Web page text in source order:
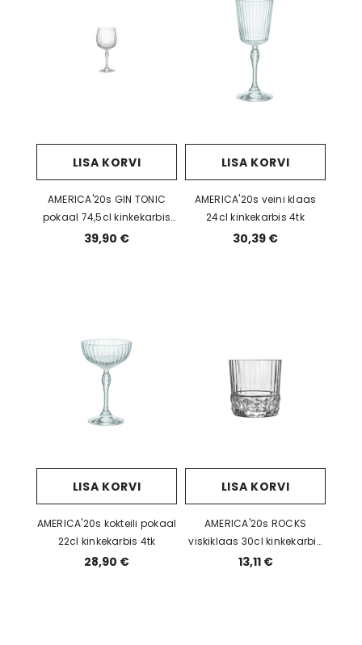
LISA KORVI
AMERICA'20s GIN TONIC
pokaal 74,5cl kinkekarbis
4tk
39,90 €
LISA KORVI
AMERICA'20s veini klaas
24cl kinkekarbis 4tk
30,39 €
LISA KORVI
AMERICA'20s kokteili pokaal
22cl kinkekarbis 4tk
28,90 €
LISA KORVI
AMERICA'20s ROCKS
viskiklaas 30cl kinkekarbis
4tk
13,11 €